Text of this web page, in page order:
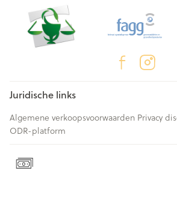
Juridische links
Algemene verkoopsvoorwaarden Privacy
ODR-platform